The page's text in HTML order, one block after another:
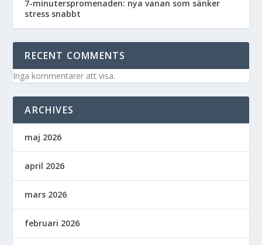
7-minuterspromenaden: nya vanan som sänker
stress snabbt
RECENT COMMENTS
Inga kommentarer att visa.
ARCHIVES
maj 2026
april 2026
mars 2026
februari 2026